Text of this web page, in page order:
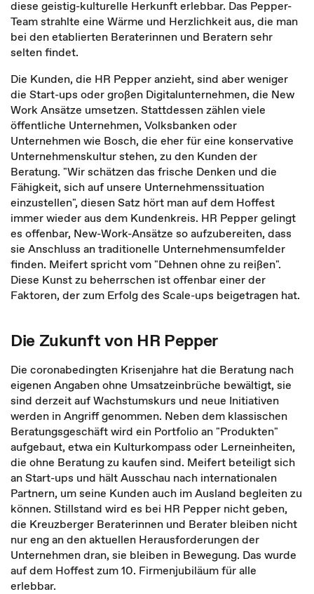
diese geistig-kulturelle Herkunft erlebbar. Das Pepper-
Team strahlte eine Wärme und Herzlichkeit aus, die man
bei den etablierten Beraterinnen und Beratern sehr
selten findet.
Die Kunden, die HR Pepper anzieht, sind aber weniger
die Start-ups oder großen Digitalunternehmen, die New
Work Ansätze umsetzen. Stattdessen zählen viele
öffentliche Unternehmen, Volksbanken oder
Unternehmen wie Bosch, die eher für eine konservative
Unternehmenskultur stehen, zu den Kunden der
Beratung. "Wir schätzen das frische Denken und die
Fähigkeit, sich auf unsere Unternehmenssituation
einzustellen", diesen Satz hört man auf dem Hoffest
immer wieder aus dem Kundenkreis. HR Pepper gelingt
es offenbar, New-Work-Ansätze so aufzubereiten, dass
sie Anschluss an traditionelle Unternehmensumfelder
finden. Meifert spricht vom "Dehnen ohne zu reißen".
Diese Kunst zu beherrschen ist offenbar einer der
Faktoren, der zum Erfolg des Scale-ups beigetragen hat.
Die Zukunft von HR Pepper
Die coronabedingten Krisenjahre hat die Beratung nach
eigenen Angaben ohne Umsatzeinbrüche bewältigt, sie
sind derzeit auf Wachstumskurs und neue Initiativen
werden in Angriff genommen. Neben dem klassischen
Beratungsgeschäft wird ein Portfolio an "Produkten"
aufgebaut, etwa ein Kulturkompass oder Lerneinheiten,
die ohne Beratung zu kaufen sind. Meifert beteiligt sich
an Start-ups und hält Ausschau nach internationalen
Partnern, um seine Kunden auch im Ausland begleiten zu
können. Stillstand wird es bei HR Pepper nicht geben,
die Kreuzberger Beraterinnen und Berater bleiben nicht
nur eng an den aktuellen Herausforderungen der
Unternehmen dran, sie bleiben in Bewegung. Das wurde
auf dem Hoffest zum 10. Firmenjubiläum für alle
erlebbar.